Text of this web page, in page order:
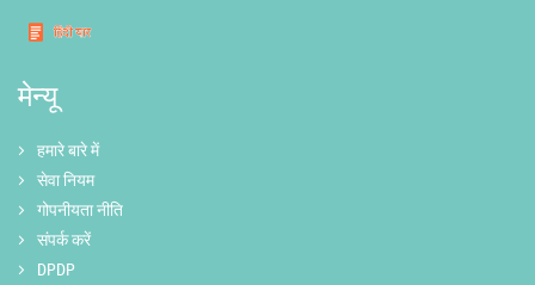
मेन्यू
हमारे बारे में
सेवा नियम
गोपनीयता नीति
संपर्क करें
DPDP